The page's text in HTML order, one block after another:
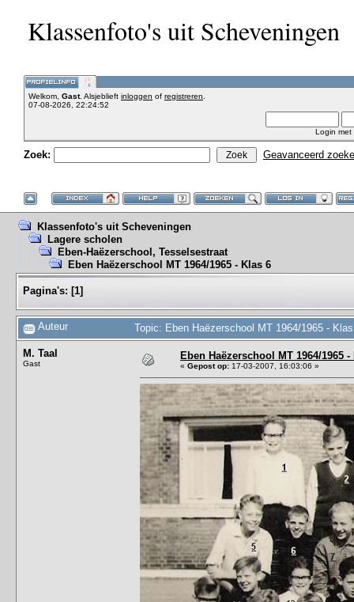
Klassenfoto's uit Scheveningen
Welkom, Gast. Alsjeblieft inloggen of registreren
07-08-2026, 22:24:52
Login met
Zoek: Geavanceerd
Klassenfoto's uit Scheveningen
Lagere scholen
Eben-Haëzerschool, Tesselsestraat
Eben Haëzerschool MT 1964/1965 - Klas 6
Pagina's: [1]
Auteur Topic: Eben Haëzerschool MT 1964/1965 -
M. Taal
Gast
Eben Haëzerschool MT 1964/1965 -
« Gepost op: 17-03-2007, 16:03:06 »